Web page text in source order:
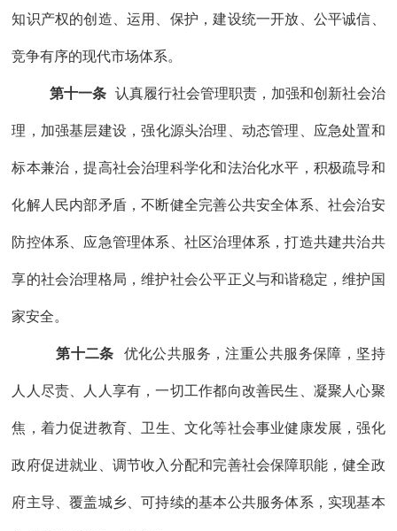
知识产权的创造、运用、保护，建设统一开放、公平诚信、
竞争有序的现代市场体系。
第十一条 认真履行社会管理职责，加强和创新社会治
理 ， 加强基层建设，强化源头治理、动态管理、应急处置和
标本兼治，提高社会治理科学化和法治化水平，积极疏导和
化解人民内部矛盾，不断健全完善公共安全体系、社会治安
防控体系、应急管理体系 、社区治理体系 ，打造共建共治共
享的社会治理格局，维护社会公平正义与和谐稳定 ，维护国
家安全。
第十二条 优化公共服务，注重公共服务保障，坚持
人人尽责、人人享有，一切工作都向改善民生、凝聚人心聚
焦，着力促进教育、 卫生 文化等社会事业健康发展 ，强化
政府促进就业、调节收入分配和完善社会保障职能，健全政
府主导、覆盖城乡、可持续的基本公共服务体系，实现基本